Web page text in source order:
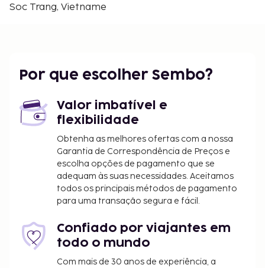
faltam opções neste hotel para quem gosta de
num dos 2 bares/lounges. O hotel serve pequenos-
e as 10:30 mediante uma sobretaxa.
Tarifa de pequeno-almoço inspirado na cozinha
local: 120000 VND por adulto e 120000 VND por
criança (valores aproximados)
A lista anterior pode não estar completa. As taxas e
os depósitos podem não incluir impostos e estão
sujeitos a alterações.
de massagens. As reservas poderão ser
efetuadas contactando Este hotel antes da
chegada, utilizando as informações que
Soc Trang, Vietname
Por que escolher Sembo?
Valor imbatível e
flexibilidade
Obtenha as melhores ofertas com a nossa
Garantia de Correspondência de Preços e
escolha opções de pagamento que se
adequam às suas necessidades. Aceitamos
todos os principais métodos de pagamento
para uma transação segura e fácil.
Confiado por viajantes em
todo o mundo
Com mais de 30 anos de experiência, a